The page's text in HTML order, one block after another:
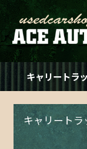
キャリートラ
キャリート